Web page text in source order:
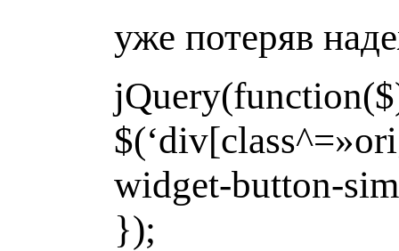
уже потеряв
widget-button-
});